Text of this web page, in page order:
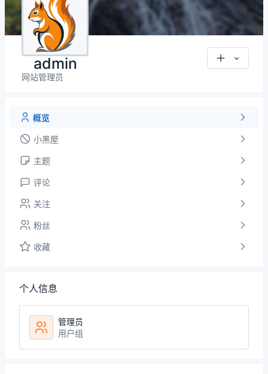
admin
网站管理员
概览
小黑屋
主题
评论
关注
粉丝
收藏
个人信息
管理员
用户组